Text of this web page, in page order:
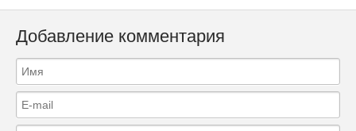
Добавление комментария